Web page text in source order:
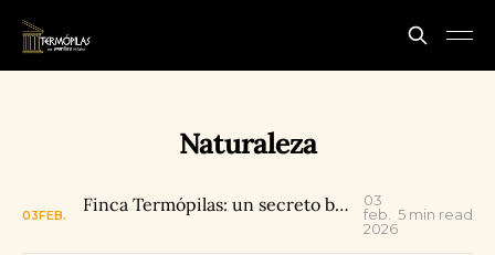
Naturaleza
03FEB. Finca Termópilas: un secreto bien guardado en Rivera, Huila
03
feb.
2026
5 min read